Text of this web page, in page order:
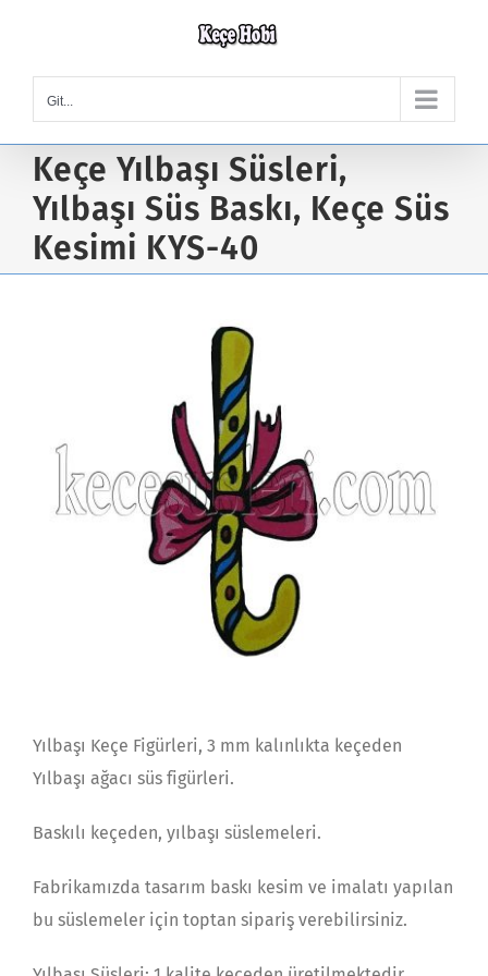
content
Git...
Keçe Yılbaşı Süsleri,
Yılbaşı Süs Baskı, Keçe Süs
Kesimi KYS-40
Yılbaşı Keçe Figürleri, 3 mm kalınlıkta keçeden
Yılbaşı ağacı süs figürleri.
Baskılı keçeden, yılbaşı süslemeleri.
Fabrikamızda tasarım baskı kesim ve imalatı yapılan
bu süslemeler için toptan sipariş verebilirsiniz.